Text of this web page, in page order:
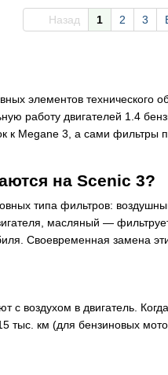
элементов технического
работу двигателей 1.4
к Megane 3, а сами
на Scenic 3?
типа фильтров:
масляный —
Своевременная замена
с воздухом в двигатель.
тыс. км (для бензиновых
Назад 1 2 3